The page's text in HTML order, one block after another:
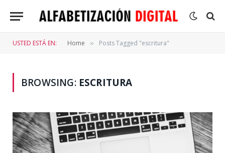
USTED ESTÁ EN: Home » Posts Tagged "escritura"
BROWSING: ESCRITURA